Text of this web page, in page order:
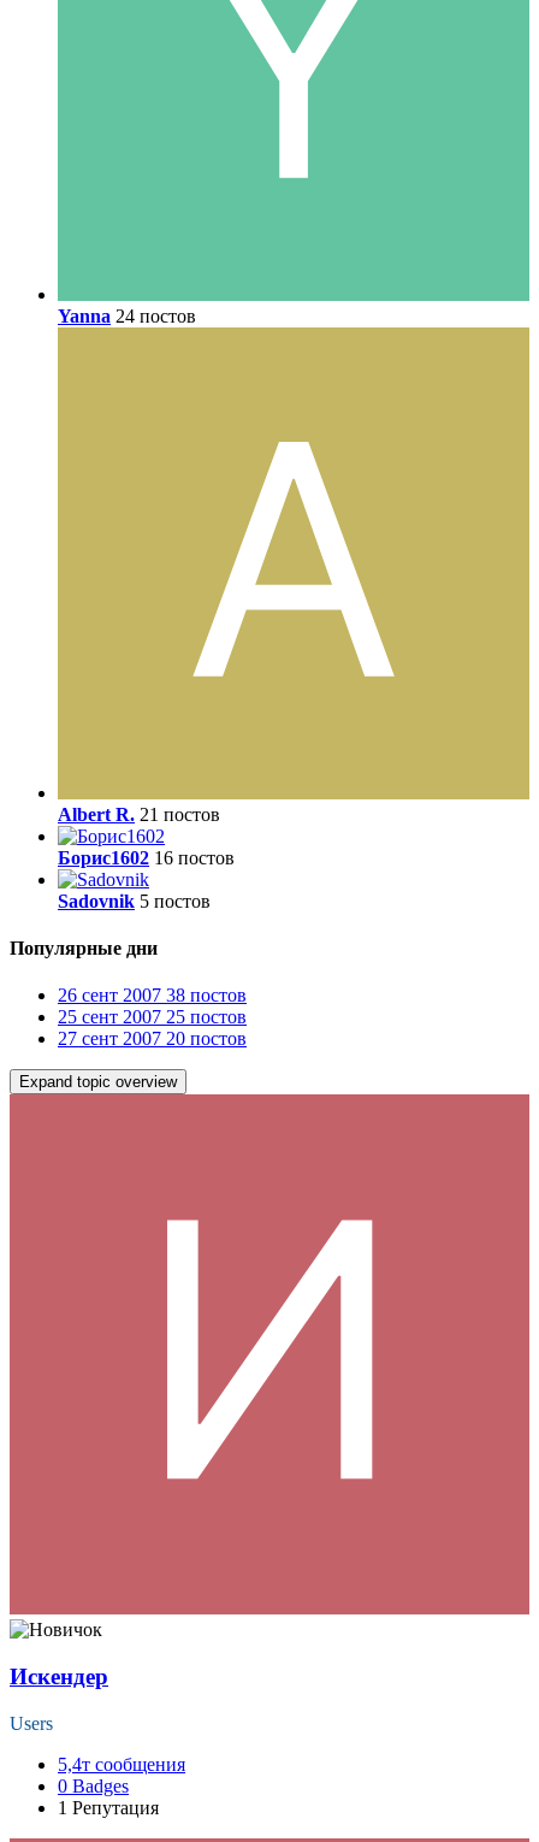
Yanna 24 постов
Albert R. 21 постов
Борис1602 16 постов
Sadovnik 5 постов
Популярные дни
26 сент 2007 38 постов
25 сент 2007 25 постов
27 сент 2007 20 постов
Expand topic overview
Искендер
Users
5,4т сообщения
0 Badges
1 Репутация